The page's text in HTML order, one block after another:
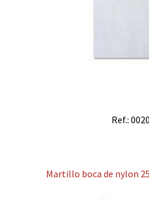
Ref.:
Martillo boca de nylon